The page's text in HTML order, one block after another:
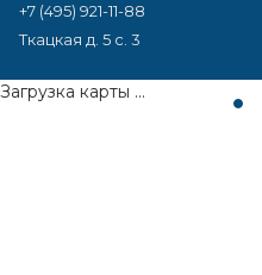
+7 (495) 921-11-88
Ткацкая д. 5 с. 3
Загрузка карты ...